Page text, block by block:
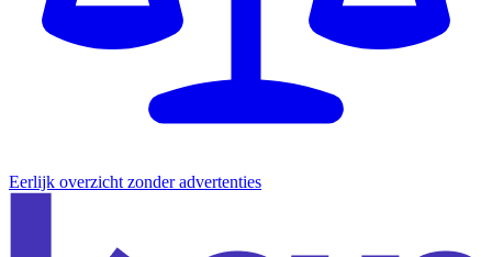
Eerlijk overzicht zonder advertenties